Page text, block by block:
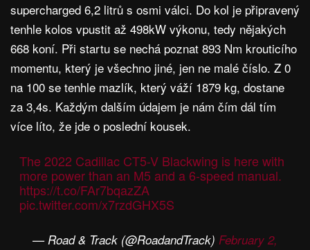
supercharged 6,2 litrů s osmi válci. Do kol je připravený
tenhle kolos vpustit až 498kW výkonu, tedy nějakých
668 koní. Při startu se nechá poznat 893 Nm krouticího
momentu, který je všechno jiné, jen ne malé číslo. Z 0
na 100 se tenhle mazlík, který váží 1879 kg, dostane
za 3,4s. Každým dalším údajem je nám čím dál tím
více líto, že jde o poslední kousek.
The 2022 Cadillac CT5-V Blackwing is here with
more power than an M5 and a 6-speed manual.
https://t.co/FAr7bqazZA
pic.twitter.com/x7rzdGHX5S
— Road & Track (@RoadandTrack) February 2,